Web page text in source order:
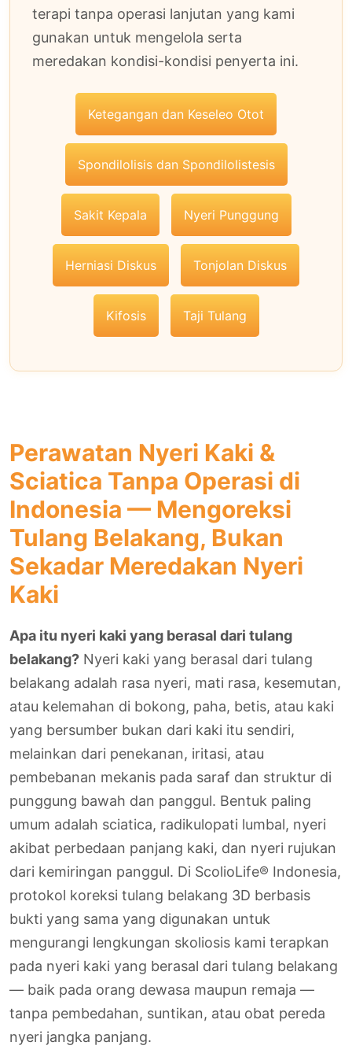
terapi tanpa operasi lanjutan yang kami
gunakan untuk mengelola serta
meredakan kondisi-kondisi penyerta ini.
Ketegangan dan Keseleo Otot
Spondilolisis dan Spondilolistesis
Sakit Kepala Nyeri Punggung
Herniasi Diskus Tonjolan Diskus
Kifosis Taji Tulang
Perawatan Nyeri Kaki &
Sciatica Tanpa Operasi di
Indonesia — Mengoreksi
Tulang Belakang, Bukan
Sekadar Meredakan Nyeri
Kaki
Apa itu nyeri kaki yang berasal dari tulang
belakang? Nyeri kaki yang berasal dari tulang
belakang adalah rasa nyeri, mati rasa, kesemutan,
atau kelemahan di bokong, paha, betis, atau kaki
yang bersumber bukan dari kaki itu sendiri,
melainkan dari penekanan, iritasi, atau
pembebanan mekanis pada saraf dan struktur di
punggung bawah dan panggul. Bentuk paling
umum adalah sciatica, radikulopati lumbal, nyeri
akibat perbedaan panjang kaki, dan nyeri rujukan
dari kemiringan panggul. Di ScolioLife® Indonesia,
protokol koreksi tulang belakang 3D berbasis
bukti yang sama yang digunakan untuk
mengurangi lengkungan skoliosis kami terapkan
pada nyeri kaki yang berasal dari tulang belakang
— baik pada orang dewasa maupun remaja —
tanpa pembedahan, suntikan, atau obat pereda
nyeri jangka panjang.